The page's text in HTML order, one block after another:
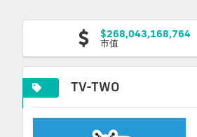
$268,043,168,764
市值
TV-TWO